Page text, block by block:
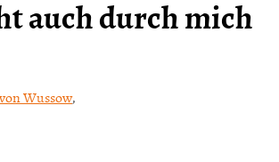
auch durch mich
Wussow,